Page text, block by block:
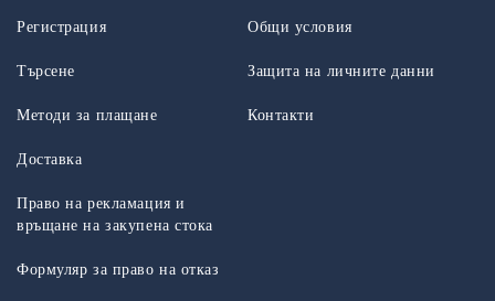
Регистрация
Търсене
Общи условия
Защита на личните данни
Методи за плащане
Доставка
Право на рекламация и
връщане на закупена стока
Формуляр за право на отказ
Контакти